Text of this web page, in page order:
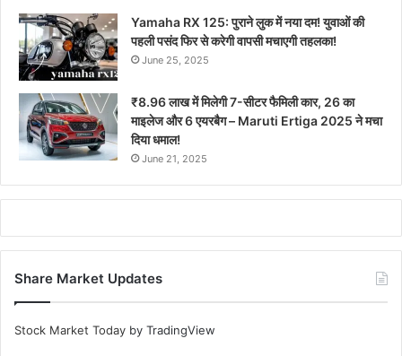
Yamaha RX 125: पुराने लुक में नया दम! युवाओं की
पहली पसंद फिर से करेगी वापसी मचाएगी तहलका!
June 25, 2025
₹8.96 लाख में मिलेगी 7-सीटर फैमिली कार, 26 का
माइलेज और 6 एयरबैग – Maruti Ertiga 2025 ने मचा
दिया धमाल!
June 21, 2025
Share Market Updates
Stock Market Today by TradingView